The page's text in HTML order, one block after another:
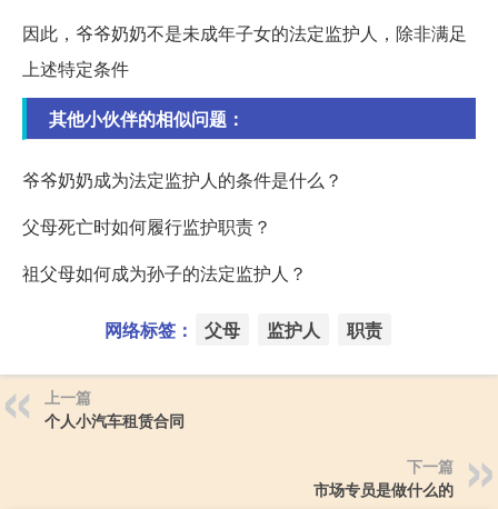
因此，爷爷奶奶不是未成年子女的法定监护人，除非满足
上述特定条件
其他小伙伴的相似问题：
爷爷奶奶成为法定监护人的条件是什么？
父母死亡时如何履行监护职责？
祖父母如何成为孙子的法定监护人？
网络标签： 父母 监护人 职责
上一篇
个人小汽车租赁合同
下一篇
市场专员是做什么的